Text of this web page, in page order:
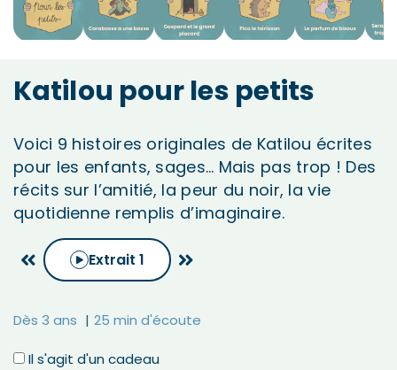
Katilou pour les petits
Voici 9 histoires originales de Katilou écrites
pour les enfants, sages… Mais pas trop ! Des
récits sur l’amitié, la peur du noir, la vie
quotidienne remplis d’imaginaire.
Extrait 1
Dès 3 ans 25 min d'écoute
Il s'agit d'un cadeau